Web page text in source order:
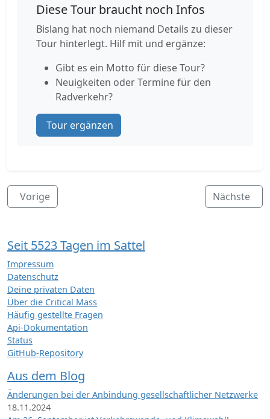
Diese Tour braucht noch Infos
Bislang hat noch niemand Details zu dieser
Tour hinterlegt. Hilf mit und ergänze:
Gibt es ein Motto für diese Tour?
Neuigkeiten oder Termine für den
Radverkehr?
Tour ergänzen
Vorige Nächste
Seit 5523 Tagen im Sattel
Impressum
Datenschutz
Deine privaten Daten
Über die Critical Mass
Häufig gestellte Fragen
Api-Dokumentation
Status
GitHub-Repository
Aus dem Blog
Änderungen bei der Anbindung gesellschaftlicher Netzwerke
18.11.2024